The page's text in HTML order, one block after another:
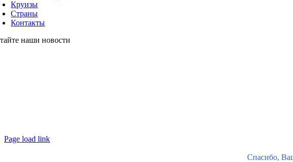
Круизы
Страны
Контакты
наши новости
Page load link
Спасибо,